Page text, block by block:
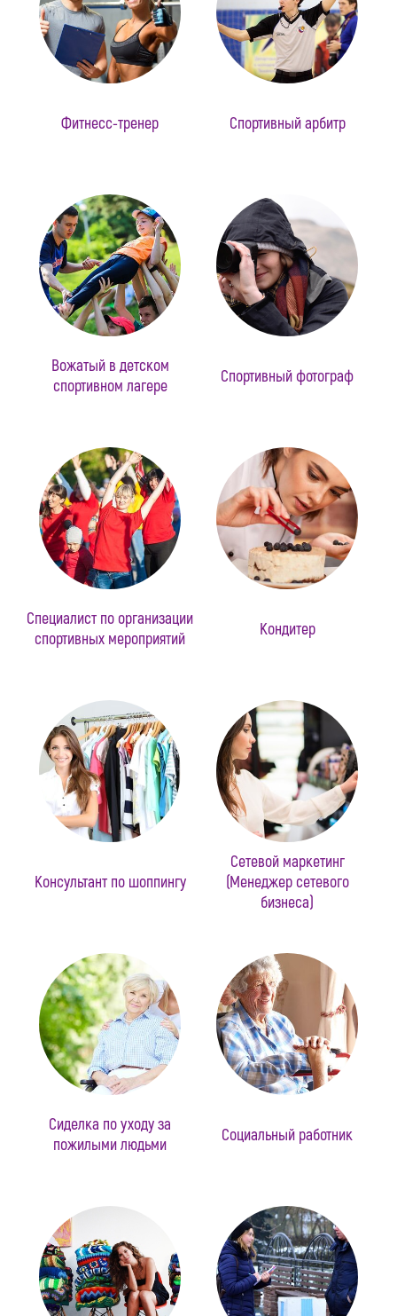
Фитнесс-тренер Спортивный арбитр
Вожатый в детском
спортивном лагере
Спортивный фотограф
Специалист по организации
спортивных мероприятий
Кондитер
Консультант по шоппингу
Сетевой маркетинг
(Менеджер сетевого
бизнеса)
Сиделка по уходу за
пожилыми людьми
Социальный работник